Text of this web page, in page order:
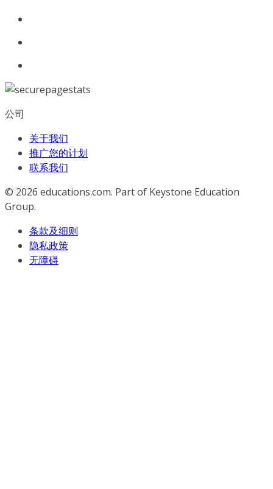
公司
关于我们
推广您的计划
联系我们
© 2026 educations.com. Part of Keystone Education
Group.
条款及细则
隐私政策
无障碍